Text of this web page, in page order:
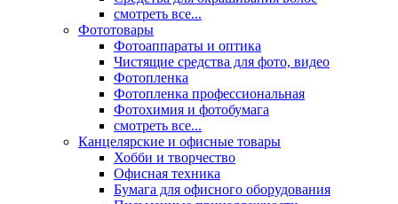
смотреть все...
Фототовары
Фотоаппараты и оптика
Чистящие средства для фото, видео
Фотопленка
Фотопленка профессиональная
Фотохимия и фотобумага
смотреть все...
Канцелярские и офисные товары
Хобби и творчество
Офисная техника
Бумага для офисного оборудования